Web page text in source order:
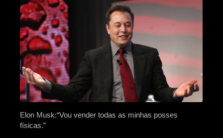
Elon Musk:“Vou vender todas as minhas posses
físicas.”